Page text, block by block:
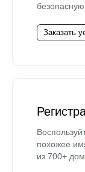
безопасную
Заказать
похожее
из 700+